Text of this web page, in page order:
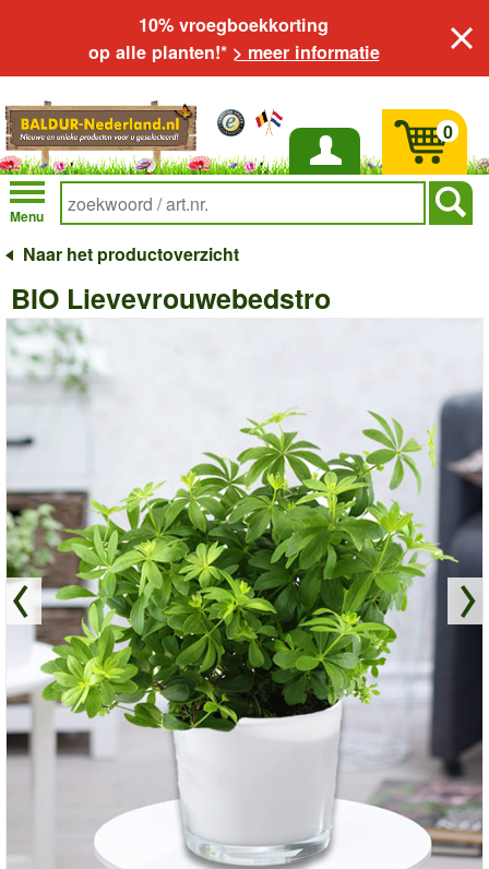
10% vroegboekkorting
op alle planten!* > meer informatie
Inloggen
Menu
0
Naar het productoverzicht
BIO Lievevrouwebedstro